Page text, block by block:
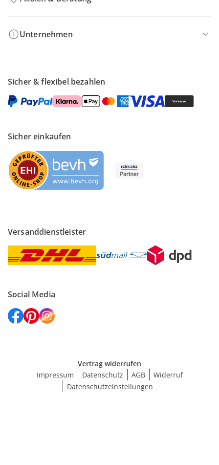
Unternehmen
Sicher & flexibel bezahlen
Sicher einkaufen
Versanddienstleister
Social Media
Vertrag widerrufen
Impressum
Datenschutz AGB
Widerruf
Datenschutzeinstellungen